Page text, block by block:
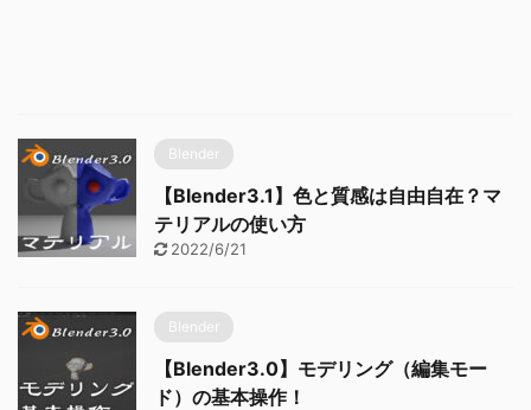
Blender
【Blender3.1】色と質感は自由自在？マ
テリアルの使い方
2022/6/21
Blender
【Blender3.0】モデリング（編集モー
ド）の基本操作！